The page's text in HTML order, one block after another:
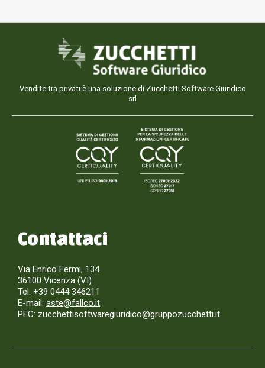
Vendite tra privati è una soluzione di Zucchetti Software Giuridico
srl
Contattaci
Via Enrico Fermi, 134
36100 Vicenza (VI)
Tel. +39 0444 346211
E-mail: aste@fallco.it
PEC: zucchettisoftwaregiuridico@gruppozucchetti.it